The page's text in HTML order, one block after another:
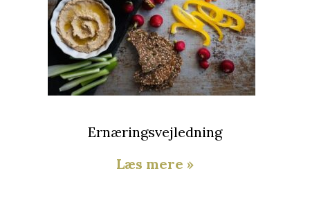
Ernæringsvejledning
Læs mere »